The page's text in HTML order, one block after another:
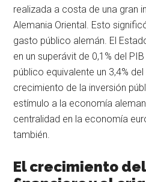
realizada a costa de una gran
Alemania Oriental. Esto
gasto público alemán. El
en un superávit de 0,1% del
público equivalente un 3,4%
crecimiento de la inversión
estímulo a la economía
centralidad en la economía
también.
El crecimiento